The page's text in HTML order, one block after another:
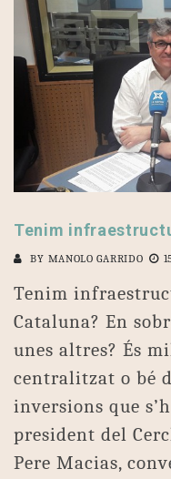
Tenim
BY MANOLO GARRIDO
Tenim
Cataluna? En
unes altres? És
centralitzat o bé
inversions que
president del
Pere Macias,